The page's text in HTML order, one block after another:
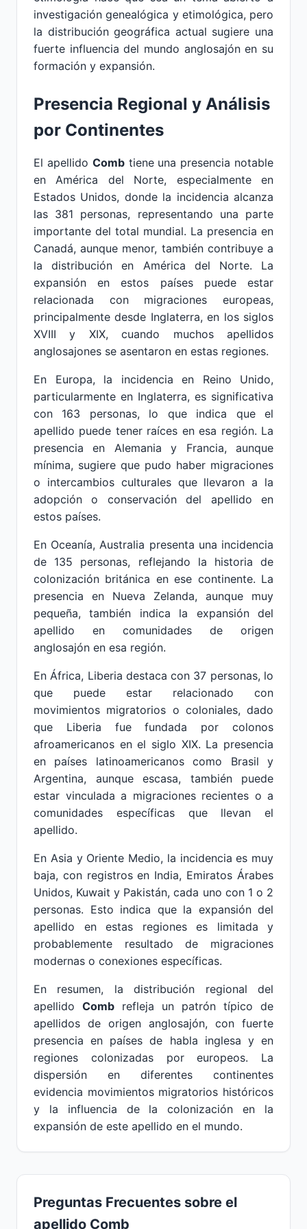
investigación genealógica y etimológica, pero
la distribución geográfica actual sugiere una
fuerte influencia del mundo anglosajón en su
formación y expansión.
Presencia Regional y Análisis
por Continentes
El apellido Combtiene una presencia notable
en América del Norte, especialmente en
Estados Unidos, donde la incidencia alcanza
las 381 personas, representando una parte
importante del total mundial. La presencia en
Canadá, aunque menor, también contribuye a
la distribución en América del Norte. La
expansión en estos países puede estar
relacionada con migraciones europeas,
principalmente desde Inglaterra, en los siglos
XVIII y XIX, cuando muchos apellidos
anglosajones se asentaron en estas regiones.
En Europa, la incidencia en Reino Unido,
particularmente en Inglaterra, es significativa
con 163 personas, lo que indica que el
apellido puede tener raíces en esa región. La
presencia en Alemania y Francia, aunque
mínima, sugiere que pudo haber migraciones
o intercambios culturales que llevaron a la
adopción o conservación del apellido en
estos países.
En Oceanía, Australia presenta una incidencia
de 135 personas, reflejando la historia de
colonización británica en ese continente. La
presencia en Nueva Zelanda, aunque muy
pequeña, también indica la expansión del
apellido en comunidades de origen
anglosajón en esa región.
En África, Liberia destaca con 37 personas, lo
que puede estar relacionado con
movimientos migratorios o coloniales, dado
que Liberia fue fundada por colonos
afroamericanos en el siglo XIX. La presencia
en países latinoamericanos como Brasil y
Argentina, aunque escasa, también puede
estar vinculada a migraciones recientes o a
comunidades específicas que llevan el
apellido.
En Asia y Oriente Medio, la incidencia es muy
baja, con registros en India, Emiratos Árabes
Unidos, Kuwait y Pakistán, cada uno con 1 o 2
personas. Esto indica que la expansión del
apellido en estas regiones es limitada y
probablemente resultado de migraciones
modernas o conexiones específicas.
En resumen, la distribución regional del
apellido Comb refleja un patrón típico de
apellidos de origen anglosajón, con fuerte
presencia en países de habla inglesa y en
regiones colonizadas por europeos. La
dispersión en diferentes continentes
evidencia movimientos migratorios históricos
y la influencia de la colonización en la
expansión de este apellido en el mundo.
Preguntas Frecuentes sobre el
apellido Comb